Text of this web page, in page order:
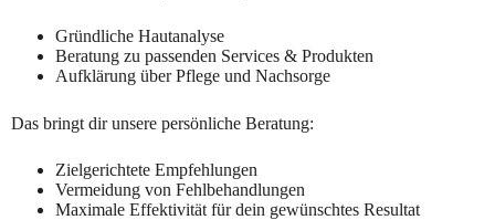
Gründliche Hautanalyse
Beratung zu passenden Services & Produkten
Aufklärung über Pflege und Nachsorge
Das bringt dir unsere persönliche Beratung:
Zielgerichtete Empfehlungen
Vermeidung von Fehlbehandlungen
Maximale Effektivität für dein gewünschtes Resultat